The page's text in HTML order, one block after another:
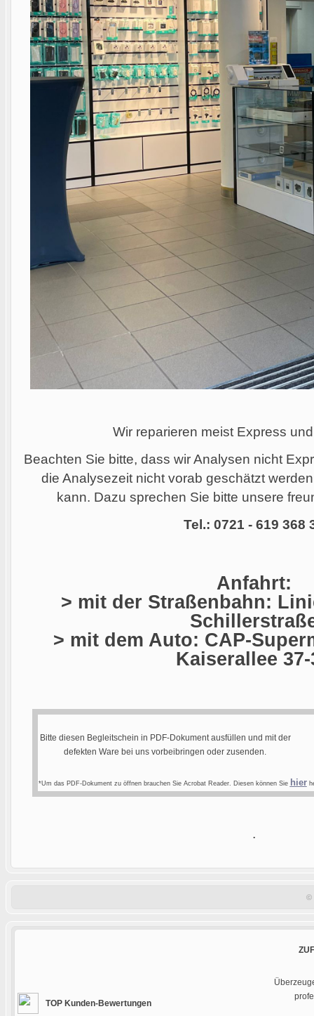
Wir reparieren meist Express
Beachten Sie bitte, dass wir Analysen nicht
die Analysezeit nicht vorab geschätzt
kann. Dazu sprechen Sie bitte unsere
Tel.: 0721 - 619 368
Anfahrt:
> mit der Straßenbahn:
> mit dem Auto: CAP-
Kaiserallee 37-
Bitte diesen Begleitschein in PDF-Dokument ausfüllen und mit der
defekten Ware bei uns vorbeibringen oder zusenden.
*Um das PDF-Dokument zu öffnen brauchen Sie Acrobat Reader. Diesen können Sie hier
.
©
TOP Kunden-Bewertungen